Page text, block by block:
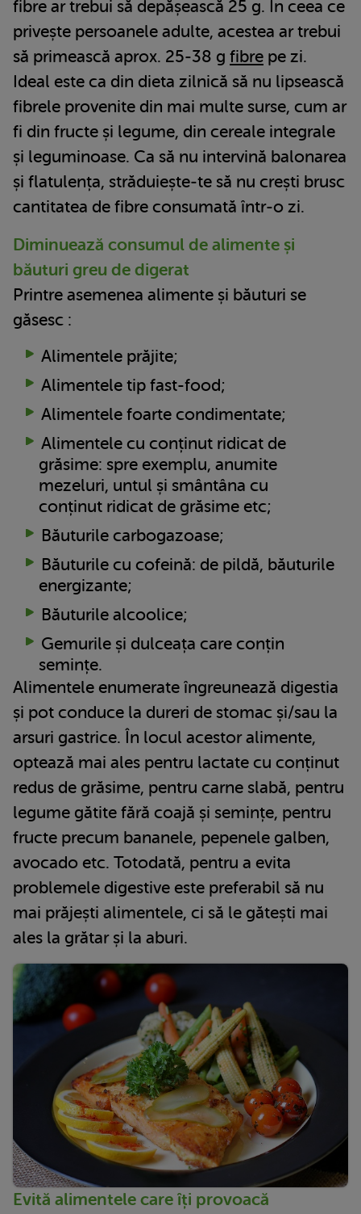
fibre ar trebui să depășească 25 g. În ceea ce
privește persoanele adulte, acestea ar trebui
să primească aprox. 25-38 g fibre pe zi.
Ideal este ca din dieta zilnică să nu lipsească
fibrele provenite din mai multe surse, cum ar
fi din fructe și legume, din cereale integrale
și leguminoase. Ca să nu intervină balonarea
și flatulența, străduiește-te să nu crești brusc
cantitatea de fibre consumată într-o zi.
Diminuează consumul de alimente și
băuturi greu de digerat
Printre asemenea alimente și băuturi se
găsesc :
Alimentele prăjite;
Alimentele tip fast-food;
Alimentele foarte condimentate;
Alimentele cu conținut ridicat de
grăsime: spre exemplu, anumite
mezeluri, untul și smântâna cu
conținut ridicat de grăsime etc;
Băuturile carbogazoase;
Băuturile cu cofeină: de pildă, băuturile
energizante;
Băuturile alcoolice;
Gemurile și dulceața care conțin
semințe.
Alimentele enumerate îngreunează digestia
și pot conduce la dureri de stomac și/sau la
arsuri gastrice. În locul acestor alimente,
optează mai ales pentru lactate cu conținut
redus de grăsime, pentru carne slabă, pentru
legume gătite fără coajă și semințe, pentru
fructe precum bananele, pepenele galben,
avocado etc. Totodată, pentru a evita
problemele digestive este preferabil să nu
mai prăjești alimentele, ci să le gătești mai
ales la grătar și la aburi.
Evită alimentele care îți provoacă